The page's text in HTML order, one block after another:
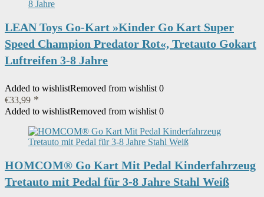
LEAN Toys Go-Kart »Kinder Go Kart Super
Speed Champion Predator Rot«, Tretauto Gokart
Luftreifen 3-8 Jahre
Added to wishlistRemoved from wishlist 0
€33,99
Added to wishlistRemoved from wishlist 0
HOMCOM® Go Kart Mit Pedal Kinderfahrzeug
Tretauto mit Pedal für 3-8 Jahre Stahl Weiß